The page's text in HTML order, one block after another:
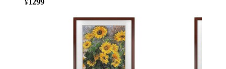
¥ 1299